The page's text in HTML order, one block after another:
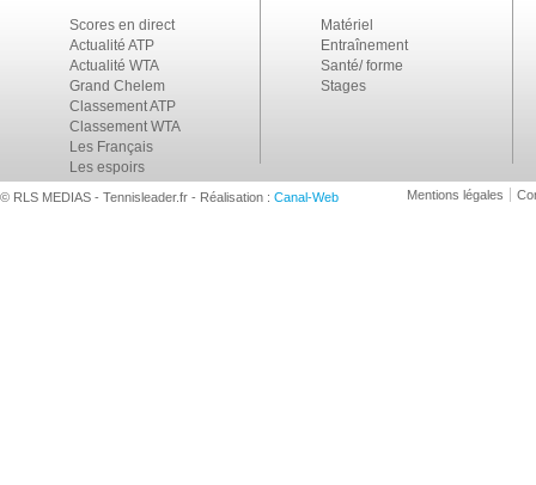
Scores en direct
Actualité ATP
Actualité WTA
Grand Chelem
Classement ATP
Classement WTA
Les Français
Les espoirs
Matériel
Entraînement
Santé/ forme
Stages
© RLS MEDIAS - Tennisleader.fr - Réalisation : Canal-Web Mentions légales